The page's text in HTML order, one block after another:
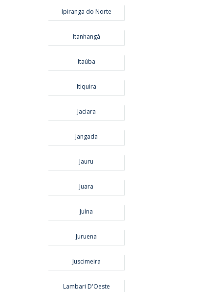
Ipiranga do Norte
Itanhangá
Itaúba
Itiquira
Jaciara
Jangada
Jauru
Juara
Juína
Juruena
Juscimeira
Lambari D'Oeste